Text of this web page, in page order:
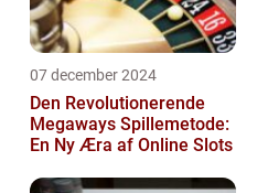
07 december 2024
Den Revolutionerende
Megaways Spillemetode:
En Ny Æra af Online Slots